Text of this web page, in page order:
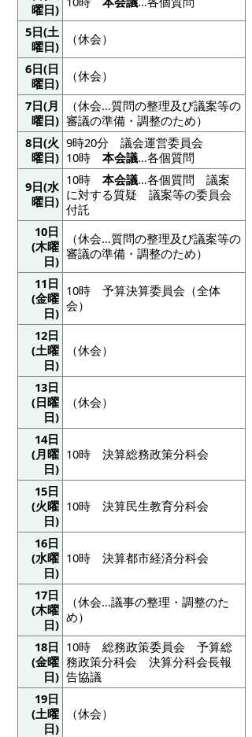
曜日)
5日(土
曜日)
（休会）
6日(日
曜日)
（休会）
7日(月
曜日)
（休会…質問の整理及び議案等の
審議の準備・調整のため）
8日(火
曜日)
9時20分 議会運営委員会
10時本会議…各個質問
9日(水
曜日)
10時本会議…各個質問 議案
に対する質疑 議案等の委員会
付託
10日
(木曜
日)
（休会…質問の整理及び議案等の
審議の準備・調整のため）
11日
(金曜
日)
10時 予算決算委員会（全体
会）
12日
(土曜
日)
（休会）
13日
(日曜
日)
（休会）
14日
(月曜
日)
10時 決算総務政策分科会
15日
(火曜
日)
10時 決算民生教育分科会
16日
(水曜
日)
10時 決算都市経済分科会
17日
(木曜
日)
（休会…議事の整理・調整のた
め）
18日
(金曜
日)
10時 総務政策委員会 予算総
務政策分科会 決算分科会長報
告協議
19日
(土曜
日)
（休会）